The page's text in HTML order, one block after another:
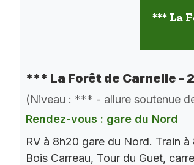
*** La
*** La Forêt de Carnelle -
(Niveau : *** - allure soutenue
Rendez-vous : gare du Nord
RV à 8h20 gare du Nord. Train
Bois Carreau, Tour du Guet,